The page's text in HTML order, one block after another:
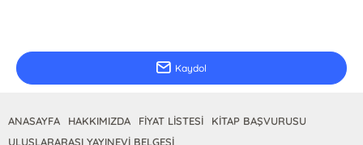
Kaydol
ANASAYFA HAKKIMIZDA FİYAT LİSTESİ
KİTAP BAŞVURUSU
ULUSLARARASI YAYINEVİ BELGESİ